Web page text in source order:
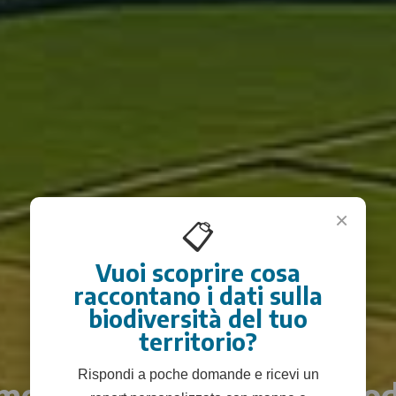
×
📋
Vuoi scoprire cosa
raccontano i dati sulla
biodiversità del tuo
territorio?
Rispondi a poche domande e ricevi un